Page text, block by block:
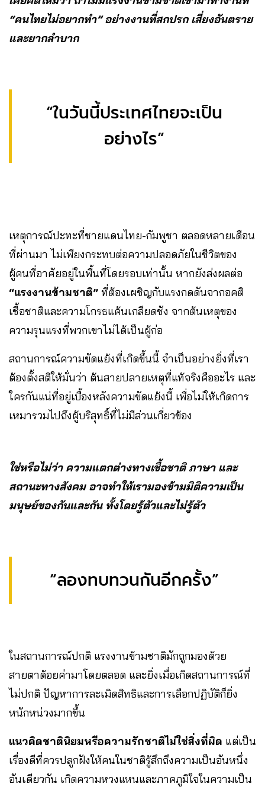
“คนไทยไม่อยากทำ” อย่างงานที่สกปรก เสี่ยงอันตราย
และยากลำบาก
“ในวันนี้ประเทศไทยจะเป็น
อย่างไร”
เหตุการณ์ปะทะที่ชายแดนไทย-กัมพูชา ตลอดหลายเดือน
ที่ผ่านมา ไม่เพียงกระทบต่อความปลอดภัยในชีวิตของ
ผู้คนที่อาศัยอยู่ในพื้นที่โดยรอบเท่านั้น หากยังส่งผลต่อ
“แรงงานข้ามชาติ” ที่ต้องเผชิญกับแรงกดดันจากอคติ
เชื้อชาติและความโกรธแค้นเกลียดชัง จากต้นเหตุของ
ความรุนแรงที่พวกเขาไม่ได้เป็นผู้ก่อ
สถานการณ์ความขัดแย้งที่เกิดขึ้นนี้ จำเป็นอย่างยิ่งที่เรา
ต้องตั้งสติให้มั่นว่า ต้นสายปลายเหตุที่แท้จริงคืออะไร และ
ใครกันแน่ที่อยู่เบื้องหลังความขัดแย้งนี้ เพื่อไม่ให้เกิดการ
เหมารวมไปถึงผู้บริสุทธิ์ที่ไม่มีส่วนเกี่ยวข้อง
ใช่หรือไม่ว่า ความแตกต่างทางเชื้อชาติ ภาษา และ
สถานะทางสังคม อาจทำให้เรามองข้ามมิติความเป็น
มนุษย์ของกันและกัน ทั้งโดยรู้ตัวและไม่รู้ตัว
“ลองทบทวนกันอีกครั้ง”
ในสถานการณ์ปกติ แรงงานข้ามชาติมักถูกมองด้วย
สายตาด้อยค่ามาโดยตลอด และยิ่งเมื่อเกิดสถานการณ์ที่
ไม่ปกติ ปัญหาการละเมิดสิทธิและการเลือกปฏิบัติก็ยิ่ง
หนักหน่วงมากขึ้น
แนวคิดชาตินิยมหรือความรักชาติไม่ใช่สิ่งที่ผิด แต่เป็น
เรื่องดีที่ควรปลูกฝังให้คนในชาติรู้สึกถึงความเป็นอันหนึ่ง
อันเดียวกัน เกิดความหวงแหนและภาคภูมิใจในความเป็น